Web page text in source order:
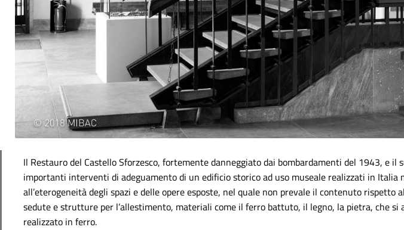
Il Restauro del Castello Sforzesco, fortemente danneggiato dai bombardamenti del 1943, e
importanti interventi di adeguamento di un edificio storico ad uso museale realizzati in Italia
all’eterogeneità degli spazi e delle opere esposte, nel quale non prevale il contenuto
sedute e strutture per l’allestimento, materiali come il ferro battuto, il legno, la pietra, che si
realizzato in ferro.